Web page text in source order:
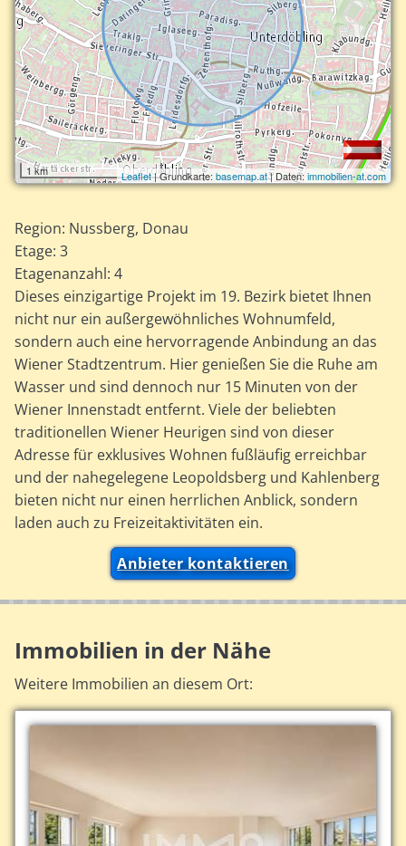
1 km Leaflet| Grundkarte: basemap.at| Daten:immobilien-at.com
Region: Nussberg, Donau
Etage: 3
Etagenanzahl: 4
Dieses einzigartige Projekt im 19. Bezirk bietet Ihnen
nicht nur ein außergewöhnliches Wohnumfeld,
sondern auch eine hervorragende Anbindung an das
Wiener Stadtzentrum. Hier genießen Sie die Ruhe am
Wasser und sind dennoch nur 15 Minuten von der
Wiener Innenstadt entfernt. Viele der beliebten
traditionellen Wiener Heurigen sind von dieser
Adresse für exklusives Wohnen fußläufig erreichbar
und der nahegelegene Leopoldsberg und Kahlenberg
bieten nicht nur einen herrlichen Anblick, sondern
laden auch zu Freizeitaktivitäten ein.
Anbieter kontaktieren
Immobilien in der Nähe
Weitere Immobilien an diesem Ort: